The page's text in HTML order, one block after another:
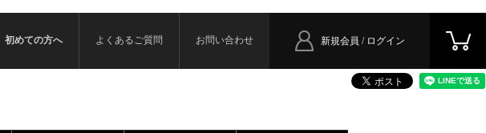
新規会員 / ログイン
初めての方へ よくあるご質問 お問い合わせ